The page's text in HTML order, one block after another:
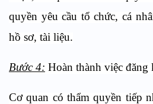
quyền yêu cầu tổ chức, cá
hồ sơ, tài liệu.
Bước 4: Hoàn thành việc
Cơ quan có thẩm quyền tiếp